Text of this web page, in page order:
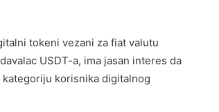
tokeni vezani za fiat valutu
USDT-a, ima jasan interes da
korisnika digitalnog